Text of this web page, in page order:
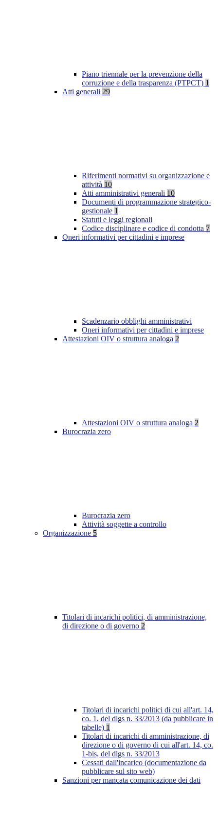
Piano triennale per la prevenzione della
corruzione e della trasparenza (PTPCT) 1
Atti generali 29
Riferimenti normativi su organizzazione e
attività 10
Atti amministrativi generali 10
Documenti di programmazione strategico-
gestionale 1
Statuti e leggi regionali
Codice disciplinare e codice di condotta 7
Oneri informativi per cittadini e imprese
Scadenzario obblighi amministrativi
Oneri informativi per cittadini e imprese
Attestazioni OIV o struttura analoga 2
Attestazioni OIV o struttura analoga 2
Burocrazia zero
Burocrazia zero
Attività soggette a controllo
Organizzazione 5
Titolari di incarichi politici, di amministrazione,
di direzione o di governo 2
Titolari di incarichi politici di cui all'art. 14,
co. 1, del dlgs n. 33/2013 (da pubblicare in
tabelle) 1
Titolari di incarichi di amministrazione, di
direzione o di governo di cui all'art. 14, co.
1-bis, del dlgs n. 33/2013
Cessati dall'incarico (documentazione da
pubblicare sul sito web)
Sanzioni per mancata comunicazione dei dati